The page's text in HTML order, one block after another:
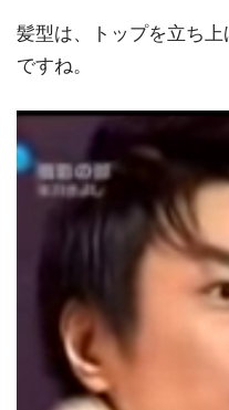
髪型は、トップを立ち
ですね。